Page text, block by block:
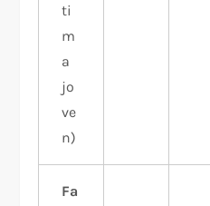
ti
m
a
jo
ve
n)
Fa